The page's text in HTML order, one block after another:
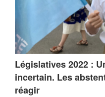
Législatives 2022 :
incertain. Les
réagir